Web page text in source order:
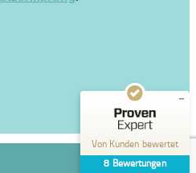
Von Kunden bewertet
8 Bewertungen
Bewertungen auf ProvenExpert.com
Sie mehr über dieses Bewertungssiegel